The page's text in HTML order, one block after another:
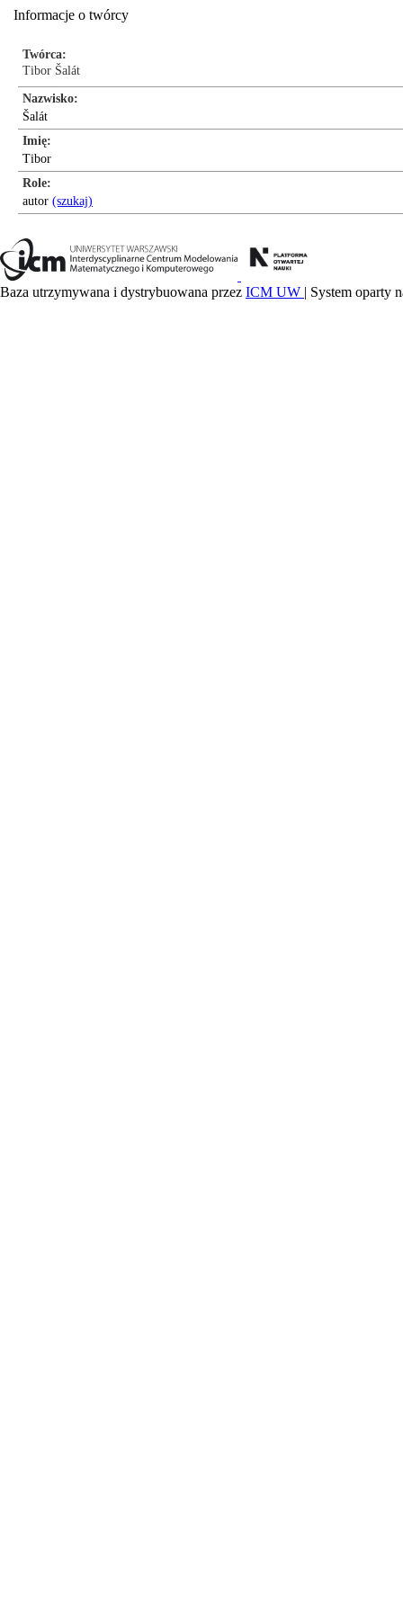
Informacje o twórcy
Twórca
Tibor Šalát
Nazwisko
Šalát
Imię
Tibor
Role
autor (szukaj)
Baza utrzymywana i dystrybuowana przez ICM UW | System oparty